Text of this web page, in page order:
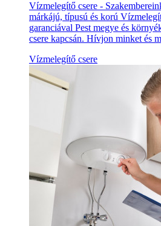
Vízmelegítő csere -
márkájú, típusú és korú
garanciával Pest megye és
csere kapcsán. Hívjon minket és
Vízmelegítő csere